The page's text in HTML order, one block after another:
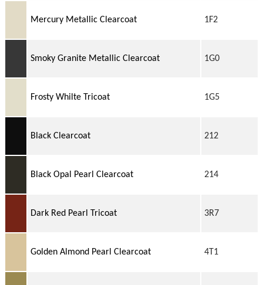
Mercury Metallic Clearcoat 1F2
Smoky Granite Metallic Clearcoat 1G0
Frosty Whilte Tricoat 1G5
Black Clearcoat 212
Black Opal Pearl Clearcoat 214
Dark Red Pearl Tricoat 3R7
Golden Almond Pearl Clearcoat 4T1